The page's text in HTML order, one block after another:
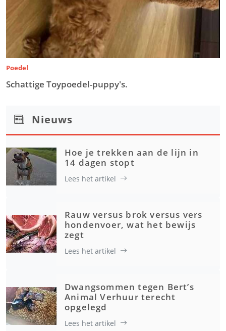
Poedel
Schattige Toypoedel-puppy's.
Nieuws
Hoe je trekken aan de lijn in
14 dagen stopt
Lees het artikel
Rauw versus brok versus vers
hondenvoer, wat het bewijs
zegt
Lees het artikel
Dwangsommen tegen Bert’s
Animal Verhuur terecht
opgelegd
Lees het artikel